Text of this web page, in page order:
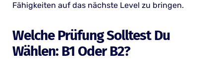
Fähigkeiten auf das nächste Level zu bringen.
Welche Prüfung Solltest Du
Wählen: B1 Oder B2?